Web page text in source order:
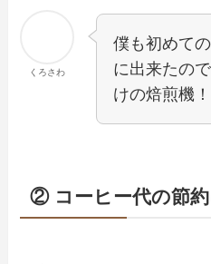
くろさわ
僕も初めて
に出来たので
けの焙煎機！
② コーヒー代の節